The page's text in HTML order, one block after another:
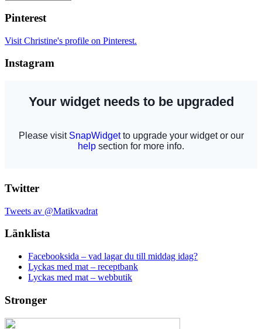
Pinterest
Visit Christine's profile on Pinterest.
Instagram
Twitter
Tweets av @Matikvadrat
Länklista
Facebooksida – vad lagar du till middag idag?
Lyckas med mat – receptbank
Lyckas med mat – webbutik
Stronger